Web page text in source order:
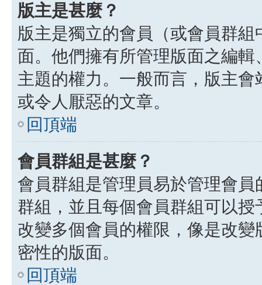
版主是甚麼？
版主是獨立的會員（或會員群
面。他們擁有所管理版面之編
主題的權力。一般而言，版主
或令人厭惡的文章。
回頂端
會員群組是甚麼？
會員群組是管理員易於管理會
群組，並且每個會員群組可以
改變多個會員的權限，像是改
密性的版面。
回頂端